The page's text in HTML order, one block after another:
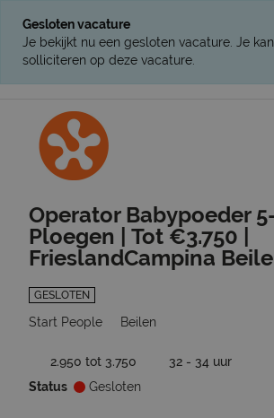
Gesloten vacature
Je bekijkt nu een gesloten vacature. Je
solliciteren op deze vacature.
Operator Babypoeder
Ploegen | Tot €3.750 |
FrieslandCampina
GESLOTEN
Start People Beilen
2.950 tot 3.750
32 - 34 uur
Status
Gesloten